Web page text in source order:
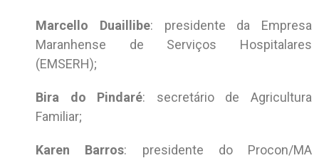
Marcello Duaillibe: presidente da Empresa
Maranhense de Serviços Hospitalares
(EMSERH);
Bira do Pindaré: secretário de Agricultura
Familiar;
Karen Barros: presidente do Procon/MA